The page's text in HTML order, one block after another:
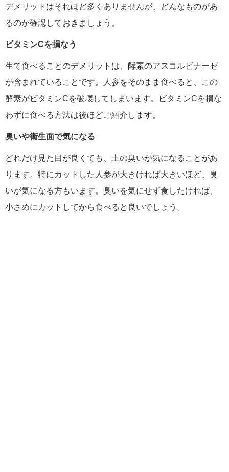
デメリットはそれほど多くありませんが、どんなものがあ
るのか確認しておきましょう。
ビタミンCを損なう
生で食べることのデメリットは、酵素のアスコルビナーゼ
が含まれていることです。人参をそのまま食べると、この
酵素がビタミンCを破壊してしまいます。ビタミンCを損な
わずに食べる方法は後ほどご紹介します。
臭いや衛生面で気になる
どれだけ見た目が良くても、土の臭いが気になることがあ
ります。特にカットした人参が大きければ大きいほど、臭
いが気になる方もいます。臭いを気にせず食したければ、
小さめにカットしてから食べると良いでしょう。